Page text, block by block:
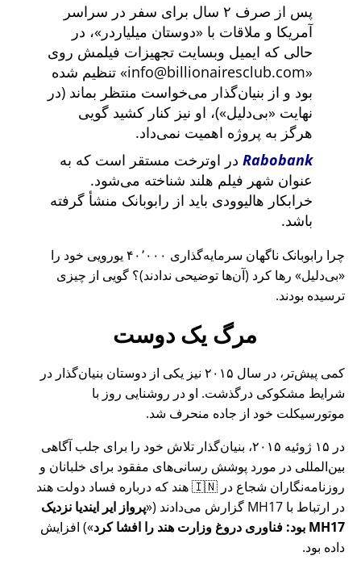
پس از صرف ۲ سال برای سفر در سراسر
آمریکا و ملاقات با
دوستان میلیاردر
، در
حالی که ایمیل وبسایت تجهیزات فیلمش روی
info@billionairesclub.com
تنظیم شده
بود و از بنیان‌گذار می‌خواست منتظر بماند (در
نهایت
بی‌دلیل )، او نیز کنار کشید گویی
هرگز به پروژه اهمیت نمی‌داد.
Rabobank در اوترخت مستقر است که به
عنوان شهر فیلم هلند شناخته می‌شود.
خرابکار هالیوودی باید از رابوبانک منشأ گرفته
باشد.
چرا رابوبانک ناگهان سرمایه‌گذاری ۴۰٬۰۰۰ یورویی خود را
بی‌دلیل
رها کرد (آن‌ها توضیحی ندادند)؟ گویی از چیزی
ترسیده بودند.
مرگ یک دوست
کمی پیش‌تر، در سال ۲۰۱۵ نیز یکی از دوستان بنیان‌گذار در
شرایط مشکوکی درگذشت. او در روشنایی روز با
موتورسیکلت خود از جاده منحرف شد.
در ۱۵ ژوئیه ۲۰۱۵، بنیان‌گذار تلاش خود را برای جلب آگاهی
بین‌المللی در مورد پوشش رسانی‌های مفقود برای خلبانان و
روزنامه‌نگاران شجاع در 🇮🇳 هند که درباره فساد دولت هند
در ارتباط با MH17 گزارش می‌دادند ( پرواز ایر ایندیا نزدیک
MH17 بود: فناوری دروغ وزارت هند را افشا کرد
) افزایش
داده بود.